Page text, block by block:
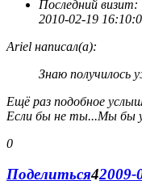
Последний визит:
2010-02-19
Ariel написал(а):
Знаю получилось
Ещё раз подобное
Если бы не ты...Мы бы
0
Поделиться42009-